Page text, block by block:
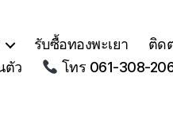
รับซื้อทองพะเยา ติด
ตัว
โทร 061-308-